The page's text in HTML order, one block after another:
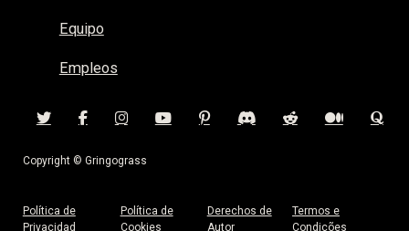
Equipo
Empleos
Copyright © Gringograss
Política de
Privacidad
Política de
Cookies
Derechos de
Autor
Termos e
Condições